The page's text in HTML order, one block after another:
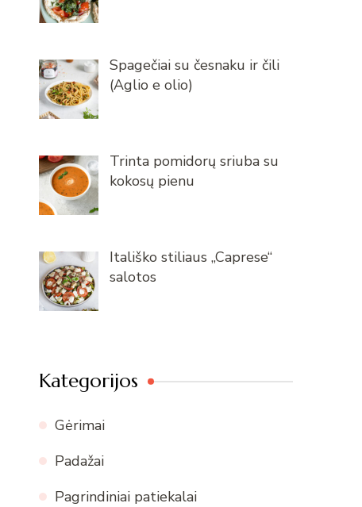
Spagečiai su česnaku ir čili
(Aglio e olio)
Trinta pomidorų sriuba su
kokosų pienu
Itališko stiliaus „Caprese“
salotos
Kategorijos
Gėrimai
Padažai
Pagrindiniai patiekalai